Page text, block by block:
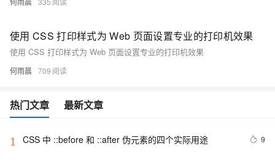
使用 CSS 打印样式为 Web 页面设置专业的打印机效果
使用 CSS 打印样式为 Web 页面设置专业的打印机效果
何雨晨 709
热门文章 最新文章
1 CSS 中 ::before 和 ::after 伪元素的四个实际用途 9